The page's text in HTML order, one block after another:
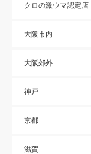
クロの激ウマ認定店
大阪市内
大阪郊外
神戸
京都
滋賀